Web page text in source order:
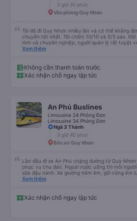
3 giờ 30 phút
Văn phòng Quy Nhơn
Tôi đã đi Quy Nhơn nhiều lần và có thể khẳng
chuyển tốt nhất. Tôi chấm 10/10 và 5/5 sao. Đội ngũ nhân viên cực kỳ nhiệt
tình và chuyên nghiệp, người quản lý rất tuyệt
Ghế ngồi thoải mái, phong cách lái xe an toàn và
Xem thêm
Không cần thanh toán trước
Xác nhận chỗ ngay lập tức
An Phú Buslines
Limousine 24 Phòng Đơn
Limousine 34 Phòng Đơn
Ngã 3 Thành
3 giờ 45 phút
Bến xe Quy Nhơn
Lần đầu đi xe An Phú chặng đường từ Quy
phục vụ chu đáo. Ngoài nước uống thì mỗi
sữa đậu nành. Xe giường nằm êm, gối cũng êm
treo thêm ở mỗi giường một cái giỏ nhỏ để đựng
ngoài (với số tiền bỏ ra cho tuyến đường như
Xem thêm
Xác nhận chỗ ngay lập tức